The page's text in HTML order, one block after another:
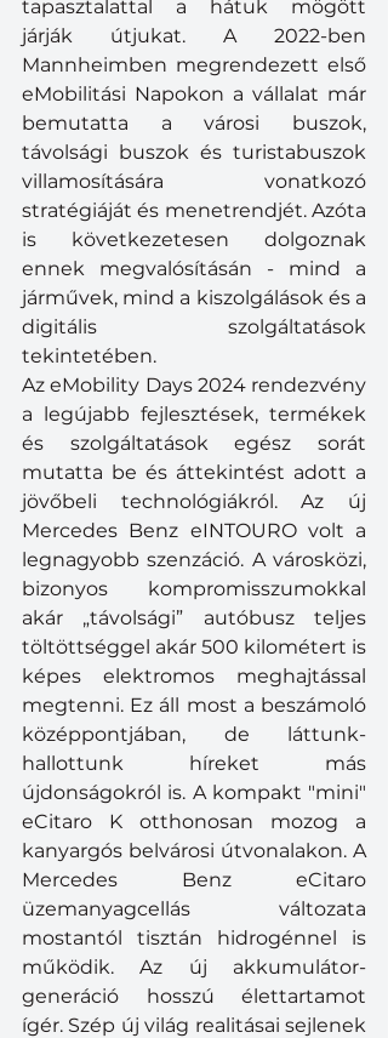
tapasztalattal a hátuk mögött
járják útjukat. A 2022-ben
Mannheimben megrendezett első
eMobilitási Napokon a vállalat már
bemutatta a városi buszok,
távolsági buszok és turistabuszok
villamosítására vonatkozó
stratégiáját és menetrendjét. Azóta
is következetesen dolgoznak
ennek megvalósításán - mind a
járművek, mind a kiszolgálások és a
digitális szolgáltatások
tekintetében.
Az eMobility Days 2024 rendezvény
a legújabb fejlesztések, termékek
és szolgáltatások egész sorát
mutatta be és áttekintést adott a
jövőbeli technológiákról. Az új
Mercedes Benz eINTOURO volt a
legnagyobb szenzáció. A városközi,
bizonyos kompromisszumokkal
akár „távolsági” autóbusz teljes
töltöttséggel akár 500 kilométert is
képes elektromos meghajtással
megtenni. Ez áll most a beszámoló
középpontjában, de láttunk-
hallottunk híreket más
újdonságokról is. A kompakt "mini"
eCitaro K otthonosan mozog a
kanyargós belvárosi útvonalakon. A
Mercedes Benz eCitaro
üzemanyagcellás változata
mostantól tisztán hidrogénnel is
működik. Az új akkumulátor-
generáció hosszú élettartamot
ígér. Szép új világ realitásai sejlenek